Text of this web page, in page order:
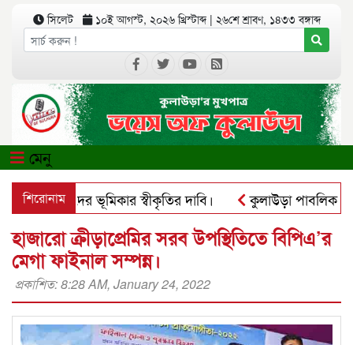
সিলেট ১০ই আগস্ট, ২০২৬ খ্রিস্টাব্দ| ২৬শে শ্রাবণ, ১৪৩৩ বঙ্গাব্দ
মেনু
শিরোনাম ভূমিকার স্বীকৃতির দাবি। কুলাউড়া পাবলিক
হাজারো ক্রীড়াপ্রেমির সরব উপস্থিতিতে বিপিএ’র
মেগা ফাইনাল সম্পন্ন।
প্রকাশিত: 8:28 AM, January 24, 2022